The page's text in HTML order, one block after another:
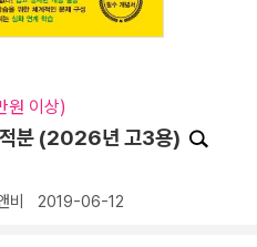
원 이상)
적분 (2026년 고3용)
비 2019-06-12